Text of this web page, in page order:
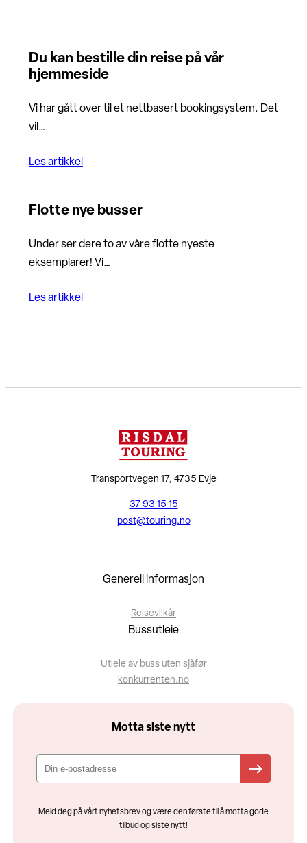
Du kan bestille din reise på vår
hjemmeside
Vi har gått over til et nettbasert bookingsystem. Det
vil…
Les artikkel
Flotte nye busser
Under ser dere to av våre flotte nyeste
eksemplarer! Vi…
Les artikkel
Transportvegen 17, 4735 Evje
37 93 15 15
post@touring.no
Generell informasjon
Reisevilkår
Bussutleie
Utleie av buss uten sjåfør
konkurrenten.no
Motta siste nytt
Meld deg på vårt nyhetsbrev og være den første til å motta gode
tilbud og siste nytt!